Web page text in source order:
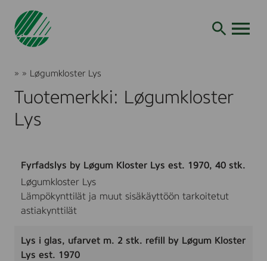
Siirry
Joutsenmerkki
» » Løgumkloster Lys
Tuotemerkki: Løgumkloster
Lys
Fyrfadslys by Løgum Kloster Lys est. 1970, 40 stk.
Løgumkloster Lys
Lämpökynttilät ja muut sisäkäyttöön tarkoitetut
astiakynttilät
Lys i glas, ufarvet m. 2 stk. refill by Løgum Kloster
Lys est. 1970